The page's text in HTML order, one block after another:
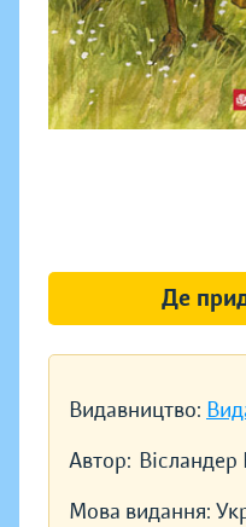
Видавництво:
Автор:
Мова видання:
Де